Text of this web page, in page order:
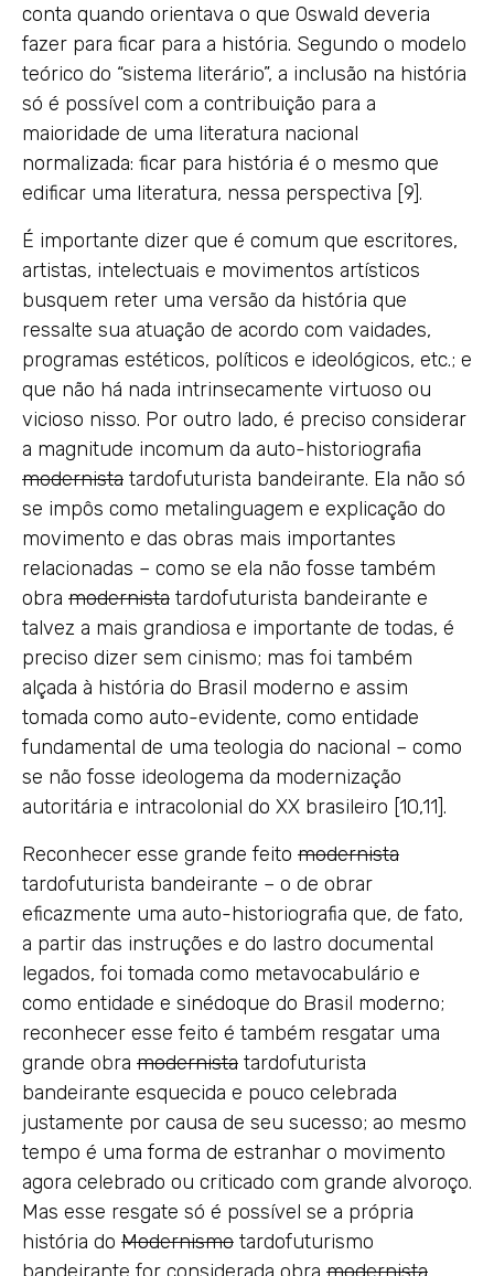
conta quando orientava o que Oswald deveria
fazer para ficar para a história. Segundo o modelo
teórico do “sistema literário”, a inclusão na história
só é possível com a contribuição para a
maioridade de uma literatura nacional
normalizada: ficar para história é o mesmo que
edificar uma literatura, nessa perspectiva [9].
É importante dizer que é comum que escritores,
artistas, intelectuais e movimentos artísticos
busquem reter uma versão da história que
ressalte sua atuação de acordo com vaidades,
programas estéticos, políticos e ideológicos, etc.; e
que não há nada intrinsecamente virtuoso ou
vicioso nisso. Por outro lado, é preciso considerar
a magnitude incomum da auto-historiografia
modernista tardofuturista bandeirante. Ela não só
se impôs como metalinguagem e explicação do
movimento e das obras mais importantes
relacionadas – como se ela não fosse também
obra modernista tardofuturista bandeirante e
talvez a mais grandiosa e importante de todas, é
preciso dizer sem cinismo; mas foi também
alçada à história do Brasil moderno e assim
tomada como auto-evidente, como entidade
fundamental de uma teologia do nacional – como
se não fosse ideologema da modernização
autoritária e intracolonial do XX brasileiro [10,11].
Reconhecer esse grande feito modernista
tardofuturista bandeirante – o de obrar
eficazmente uma auto-historiografia que, de fato,
a partir das instruções e do lastro documental
legados, foi tomada como metavocabulário e
como entidade e sinédoque do Brasil moderno;
reconhecer esse feito é também resgatar uma
grande obra modernista tardofuturista
bandeirante esquecida e pouco celebrada
justamente por causa de seu sucesso; ao mesmo
tempo é uma forma de estranhar o movimento
agora celebrado ou criticado com grande alvoroço.
Mas esse resgate só é possível se a própria
história do Modernismo tardofuturismo